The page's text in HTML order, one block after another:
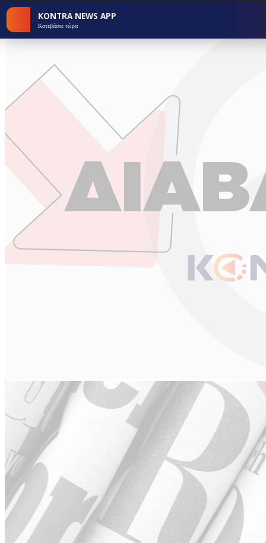
KONTRA NEWS APP
Κατεβάστε τώρα